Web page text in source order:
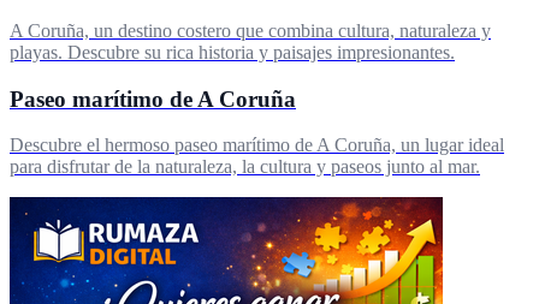
A Coruña, un destino costero que combina cultura, naturaleza y
playas. Descubre su rica historia y paisajes impresionantes.
Paseo marítimo de A Coruña
Descubre el hermoso paseo marítimo de A Coruña, un lugar ideal
para disfrutar de la naturaleza, la cultura y paseos junto al mar.